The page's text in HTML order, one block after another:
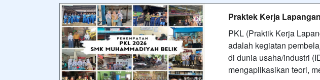
Praktek Kerja Lapangan
PKL (Praktik Kerja
adalah kegiatan
di dunia usaha/industri
mengaplikasikan teori,